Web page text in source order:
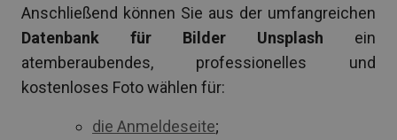
Anschließend können Sie aus der umfangreichen
Datenbank für Bilder Unsplash ein
atemberaubendes, professionelles und
kostenloses Foto wählen für:
die Anmeldeseite;